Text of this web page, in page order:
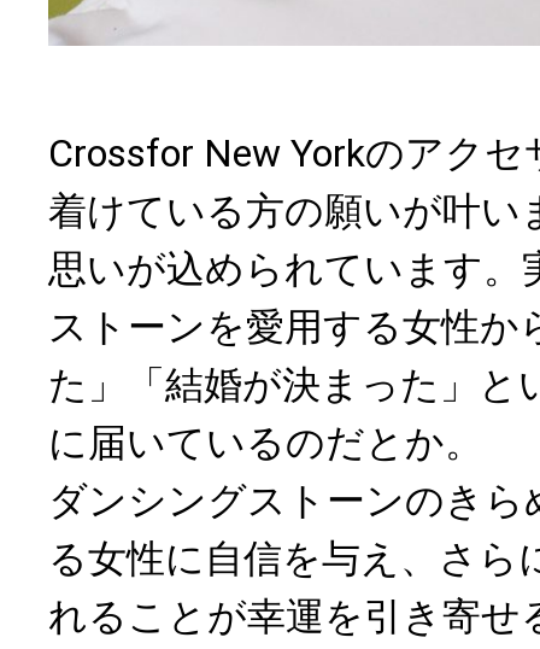
Crossfor New Yorkのアク
着けている方の願いが叶い
思いが込められています。
ストーンを愛用する女性か
た」「結婚が決まった」と
に届いているのだとか。
ダンシングストーンのきら
る女性に自信を与え、さら
れることが幸運を引き寄せ